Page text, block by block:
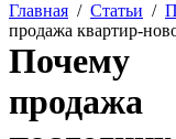
Главная / Статьи /
продажа квартир-
Почему
продажа